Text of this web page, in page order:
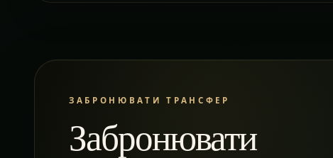
ЗАБРОНЮВАТИ ТРАНСФЕР
Забронювати